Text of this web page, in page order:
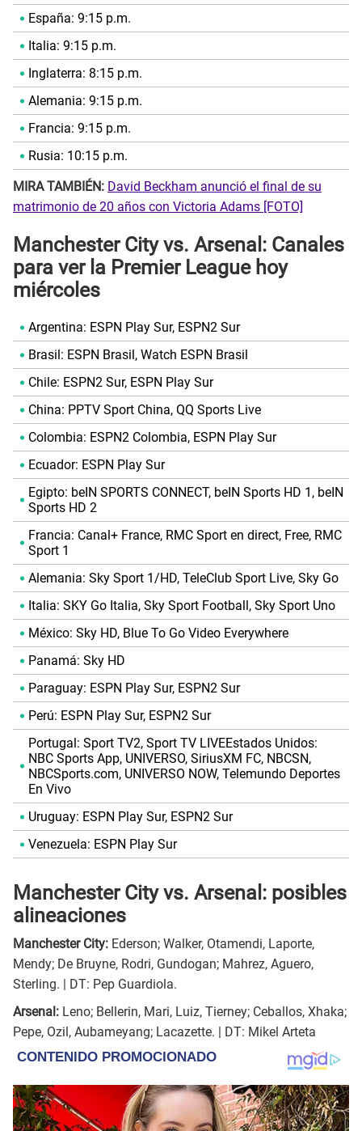
España: 9:15 p.m.
Italia: 9:15 p.m.
Inglaterra: 8:15 p.m.
Alemania: 9:15 p.m.
Francia: 9:15 p.m.
Rusia: 10:15 p.m.
MIRA TAMBIÉN: David Beckham anunció el final de su
matrimonio de 20 años con Victoria Adams [FOTO]
Manchester City vs. Arsenal: Canales
para ver la Premier League hoy
miércoles
Argentina: ESPN Play Sur, ESPN2 Sur
Brasil: ESPN Brasil, Watch ESPN Brasil
Chile: ESPN2 Sur, ESPN Play Sur
China: PPTV Sport China, QQ Sports Live
Colombia: ESPN2 Colombia, ESPN Play Sur
Ecuador: ESPN Play Sur
Egipto: beIN SPORTS CONNECT, beIN Sports HD 1, beIN
Sports HD 2
Francia: Canal+ France, RMC Sport en direct, Free, RMC
Sport 1
Alemania: Sky Sport 1/HD, TeleClub Sport Live, Sky Go
Italia: SKY Go Italia, Sky Sport Football, Sky Sport Uno
México: Sky HD, Blue To Go Video Everywhere
Panamá: Sky HD
Paraguay: ESPN Play Sur, ESPN2 Sur
Perú: ESPN Play Sur, ESPN2 Sur
Portugal: Sport TV2, Sport TV LIVEEstados Unidos:
NBC Sports App, UNIVERSO, SiriusXM FC, NBCSN,
NBCSports.com, UNIVERSO NOW, Telemundo Deportes
En Vivo
Uruguay: ESPN Play Sur, ESPN2 Sur
Venezuela: ESPN Play Sur
Manchester City vs. Arsenal: posibles
alineaciones
Manchester City: Ederson; Walker, Otamendi, Laporte,
Mendy; De Bruyne, Rodri, Gundogan; Mahrez, Aguero,
Sterling. | DT: Pep Guardiola.
Arsenal: Leno; Bellerin, Mari, Luiz, Tierney; Ceballos, Xhaka;
Pepe, Ozil, Aubameyang; Lacazette. | DT: Mikel Arteta